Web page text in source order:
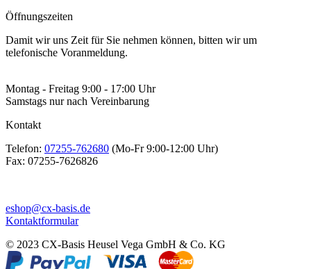
Öffnungszeiten
Damit wir uns Zeit für Sie nehmen können, bitten wir um
telefonische Voranmeldung.
Montag - Freitag 9:00 - 17:00 Uhr
Samstags nur nach Vereinbarung
Kontakt
Telefon: 07255-762680 (Mo-Fr 9:00-12:00 Uhr)
Fax: 07255-7626826
eshop@cx-basis.de
Kontaktformular
© 2023 CX-Basis Heusel Vega GmbH & Co. KG